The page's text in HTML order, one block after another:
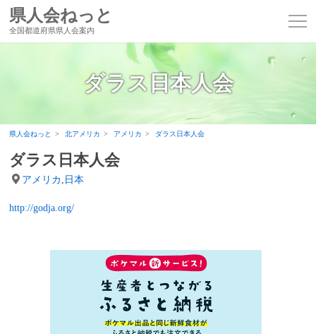
県人会ねっと
全国都道府県県人会案内
ダラス日本人会
県人会ねっと 北アメリカ アメリカ ダラス日本人会
ダラス日本人会
アメリカ 日本
http://godja.org/